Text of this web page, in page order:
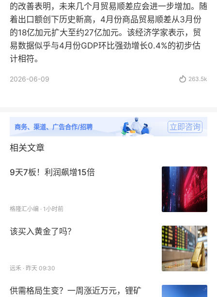
的改善表明，未来几个月贸易顺差应会进一步增加。随
着出口额创下历史新高，4月份商品贸易顺差从3月份
的18亿加元扩大至约27亿加元。该经济学家表示，贸
易数据似乎与4月份GDP环比强劲增长0.4%的初步估
计相符。
2026-06-09  263.5k
商务、渠道、广告合作/招聘 立即咨询
相关文章
9天7板！利润飙增15倍
格隆汇小编 · 1小时前
该买入黄金了吗？
远禾 · 昨天 09:30
供需格局生变？一周涨近万元，锂矿